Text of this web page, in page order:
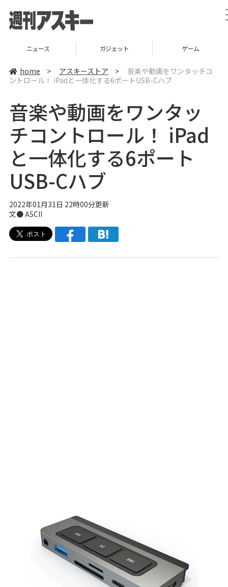
ニュース ガジェット ゲーム
home > アスキーストア >
音楽や動画をワンタッチコ
ントロール！ iPadと一体化する6ポートUSB-Cハブ
音楽や動画をワンタッ
チコントロール！ iPad
と一体化する6ポート
USB-Cハブ
2022年01月31日 22時00分更新
文● ASCII